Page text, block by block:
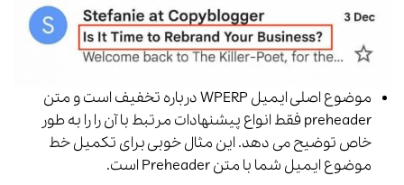
موضوع اصلی ایمیل WPERP درباره تخفیف است و متن
preheader فقط انواع پیشنهادات مرتبط با آن را را به طور
خاص توضیح می دهد. این مثال خوبی برای تکمیل خط
موضوع ایمیل شما با متن Preheader‌ است.